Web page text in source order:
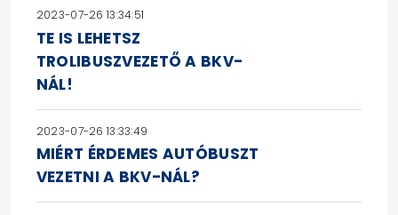
2023-07-26 13:34:51
TE IS LEHETSZ
TROLIBUSZVEZETŐ A BKV-
NÁL!
2023-07-26 13:33:49
MIÉRT ÉRDEMES AUTÓBUSZT
VEZETNI A BKV-NÁL?